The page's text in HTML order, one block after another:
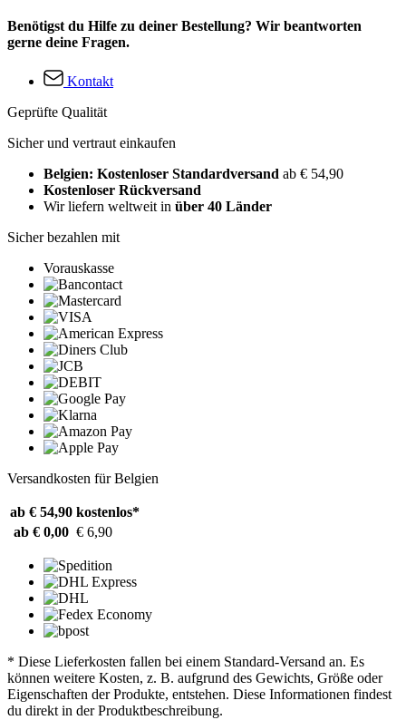
Benötigst du Hilfe zu deiner Bestellung? Wir beantworten
gerne deine Fragen.
Kontakt
Geprüfte Qualität
Sicher und vertraut einkaufen
Belgien: Kostenloser Standardversand ab € 54,90
Kostenloser Rückversand
Wir liefern weltweit in über 40 Länder
Sicher bezahlen mit
Vorauskasse
Versandkosten für Belgien
ab € 54,90 kostenlos*
ab € 0,00 € 6,90
* Diese Lieferkosten fallen bei einem Standard-Versand an. Es
können weitere Kosten, z. B. aufgrund des Gewichts, Größe oder
Eigenschaften der Produkte, entstehen. Diese Informationen findest
du direkt in der Produktbeschreibung.